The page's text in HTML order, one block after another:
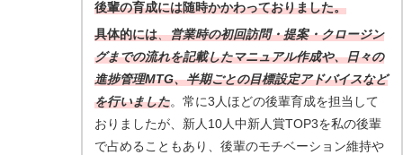
後輩の育成には随時かかわっておりました。
具体的には、営業時の初回訪問・提案・クロージン
グまでの流れを記載したマニュアル作成や、日々の
進捗管理MTG、半期ごとの目標設定アドバイスなど
を行いました。常に3人ほどの後輩育成を担当して
おりましたが、新人10人中新人賞TOP3を私の後輩
で占めることもあり、後輩のモチベーション維持や